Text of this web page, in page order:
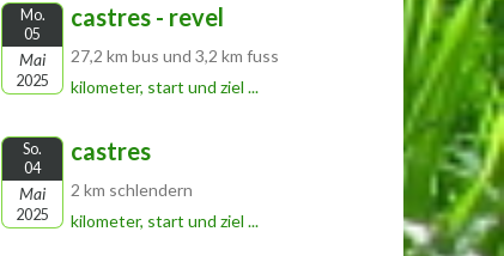
Mo.
05
Mai
2025
castres - revel
27,2 km bus und 3,2 km fuss
kilometer, start und ziel ...
So.
04
Mai
2025
castres
2 km schlendern
kilometer, start und ziel ...